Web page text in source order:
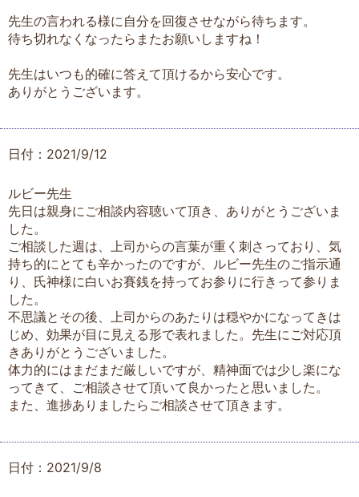
先生の言われる様に自分を回復させながら待ちます。
待ち切れなくなったらまたお願いしますね！
先生はいつも的確に答えて頂けるから安心です。
ありがとうございます。
日付：2021/9/12
ルビー先生
先日は親身にご相談内容聴いて頂き、ありがとうございま
した。
ご相談した週は、上司からの言葉が重く刺さっており、気
持ち的にとても辛かったのですが、ルビー先生のご指示通
り、氏神様に白いお賽銭を持ってお参りに行きって参りま
した。
不思議とその後、上司からのあたりは穏やかになってきは
じめ、効果が目に見える形で表れました。先生にご対応頂
きありがとうございました。
体力的にはまだまだ厳しいですが、精神面では少し楽にな
ってきて、ご相談させて頂いて良かったと思いました。
また、進捗ありましたらご相談させて頂きます。
日付：2021/9/8